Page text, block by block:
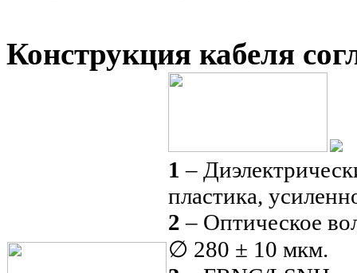
Конструкция кабеля
1 –
пластика,
2 – Оптическое
∅ 280 ± 10 мкм.